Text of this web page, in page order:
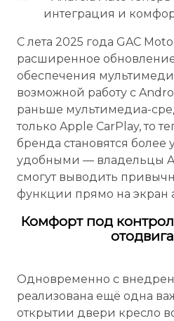
С лета 2025 года GAC
расширенное
обеспечения
возможной работу с
раньше мультимедиа-
только Apple CarPlay, то
бренда становятся
удобными — владельцы
смогут выводить
функции прямо на экран
Комфорт под
Одновременно с
реализована ещё одна
открытии двери кресло